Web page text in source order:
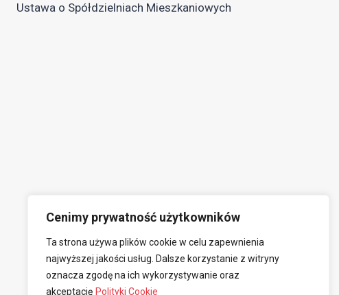
Cenimy prywatność użytkowników
Ta strona używa plików cookie w celu zapewnienia
najwyższej jakości usług. Dalsze korzystanie z witryny
oznacza zgodę na ich wykorzystywanie oraz
akceptację Polityki Cookie
wpisu
Ustawa o Spółdzielniach Mieszkaniowych